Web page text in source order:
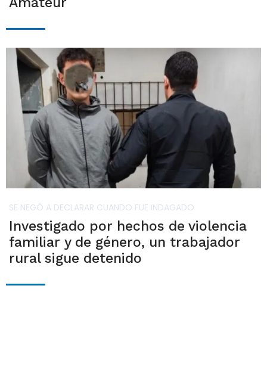
SE NEGÓ A DECLARAR CUANDO FUE INDAGADO
Investigado por hechos de violencia
familiar y de género, un trabajador
rural sigue detenido